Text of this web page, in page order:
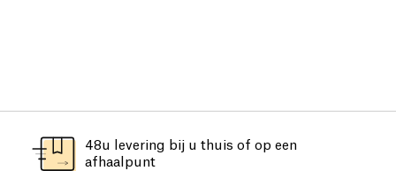
48u levering bij u thuis of op een
afhaalpunt